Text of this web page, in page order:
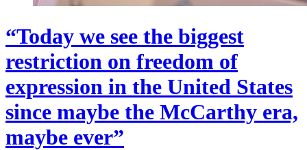
“Today we see the biggest
restriction on freedom of
expression in the United States
since maybe the McCarthy era,
maybe ever”